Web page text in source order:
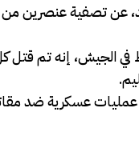
الأحد، عن تصفية
الجيش، إنه تم قتل
عمليات عسكرية ضد